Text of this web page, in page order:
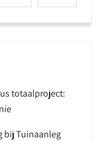
totaalproject:
bij Tuinaanleg